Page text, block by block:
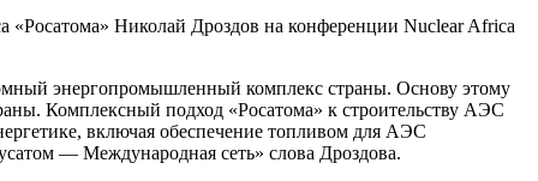
«Росатома» Николай Дроздов на конференции Nuclear Africa
энергопромышленный комплекс страны. Основу этому
Комплексный подход «Росатома» к строительству АЭС
включая обеспечение топливом для АЭС
— Международная сеть» слова Дроздова.